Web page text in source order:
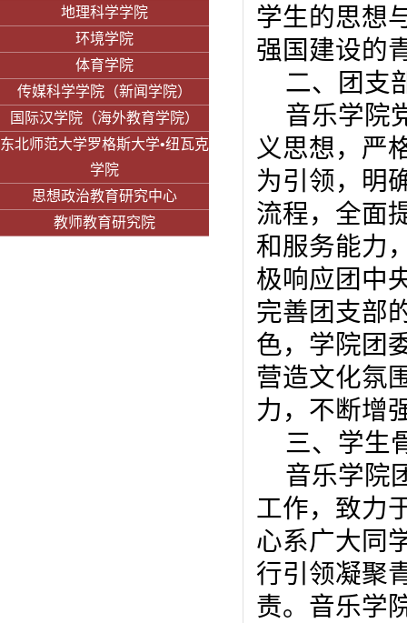
地理科学学院
环境学院
体育学院
传媒科学学院（新闻学院）
国际汉学院（海外教育学院）
东北师范大学罗格斯大学•纽瓦克
学院
思想政治教育研究中心
教师教育研究院
学生的思想
强国建设的
二、团支
音乐学院
义思想，严
为引领，明
流程，全面
和服务能力
极响应团中
完善团支部
色，学院团
营造文化氛
力，不断增
三、学生
音乐学院
工作，致力
心系广大同
行引领凝聚
责。音乐学